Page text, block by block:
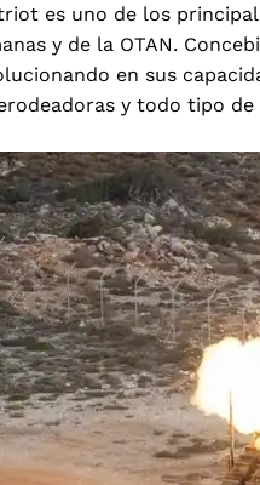
es uno de los
y de la OTAN.
en sus
y todo tipo de